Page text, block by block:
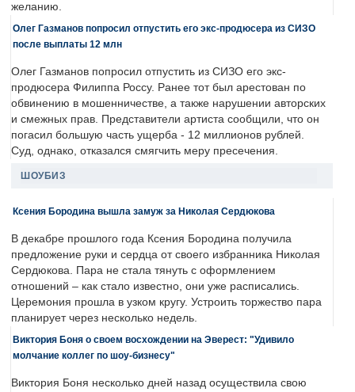
желанию.
Олег Газманов попросил отпустить его экс-продюсера из СИЗО
после выплаты 12 млн
Олег Газманов попросил отпустить из СИЗО его экс-
продюсера Филиппа Россу. Ранее тот был арестован по
обвинению в мошенничестве, а также нарушении авторских
и смежных прав. Представители артиста сообщили, что он
погасил большую часть ущерба - 12 миллионов рублей.
Суд, однако, отказался смягчить меру пресечения.
ШОУБИЗ
Ксения Бородина вышла замуж за Николая Сердюкова
В декабре прошлого года Ксения Бородина получила
предложение руки и сердца от своего избранника Николая
Сердюкова. Пара не стала тянуть с оформлением
отношений – как стало известно, они уже расписались.
Церемония прошла в узком кругу. Устроить торжество пара
планирует через несколько недель.
Виктория Боня о своем восхождении на Эверест: "Удивило
молчание коллег по шоу-бизнесу"
Виктория Боня несколько дней назад осуществила свою